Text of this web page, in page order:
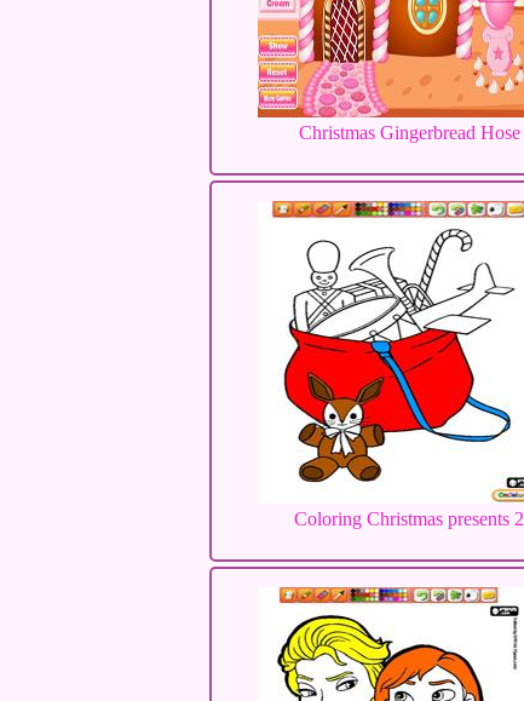
Christmas Gingerbread Hose
Coloring Christmas presents 2